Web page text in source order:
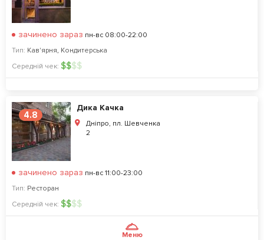
зачинено зараз пн-вс 08:00-22:00
Тип: Кав'ярня, Кондитерська
Середній чек: $$$$
4.8
Дика Качка
Дніпро, пл. Шевченка
2
зачинено зараз пн-вс 11:00-23:00
Тип: Ресторан
Середній чек: $$$$
Меню